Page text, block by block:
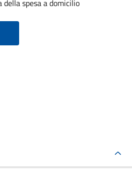
della spesa a domicilio